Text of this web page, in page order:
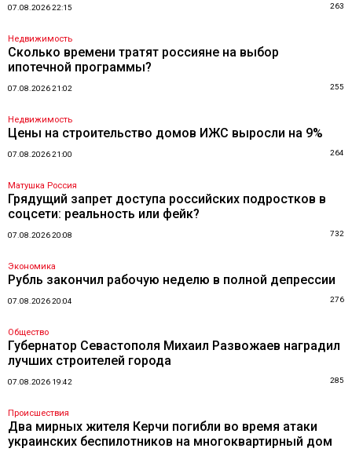
07.08.2026 22:15 263
Недвижимость
Сколько времени тратят россияне на выбор
ипотечной программы?
07.08.2026 21:02 255
Недвижимость
Цены на строительство домов ИЖС выросли на 9%
07.08.2026 21:00 264
Матушка Россия
Грядущий запрет доступа российских подростков в
соцсети: реальность или фейк?
07.08.2026 20:08 732
Экономика
Рубль закончил рабочую неделю в полной депрессии
07.08.2026 20:04 276
Общество
Губернатор Севастополя Михаил Развожаев наградил
лучших строителей города
07.08.2026 19:42 285
Происшествия
Два мирных жителя Керчи погибли во время атаки
украинских беспилотников на многоквартирный дом